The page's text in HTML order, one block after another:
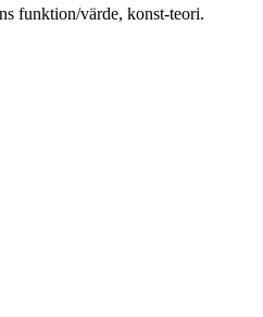
funktion/värde, konst-teori.